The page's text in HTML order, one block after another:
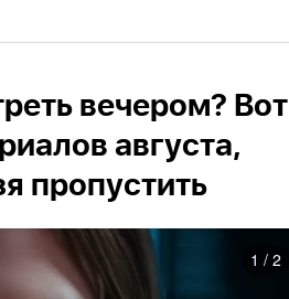
вечером? Вот
августа,
пропустить
1 / 2